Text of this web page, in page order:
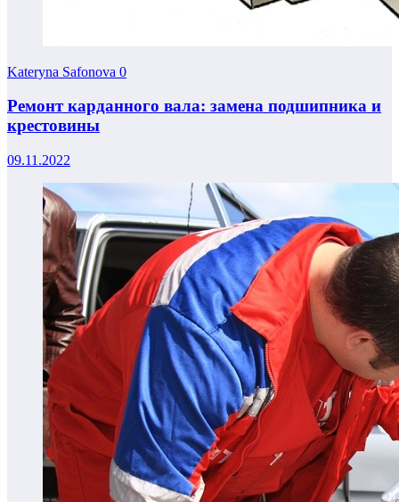
Kateryna Safonova 0
Ремонт карданного вала: замена подшипника и
крестовины
09.11.2022